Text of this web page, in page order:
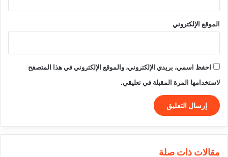
الموقع الإلكتروني
احفظ اسمي، بريدي الإلكتروني، والموقع الإلكتروني في هذا المتصفح
لاستخدامها المرة المقبلة في تعليقي.
مقالات ذات صلة